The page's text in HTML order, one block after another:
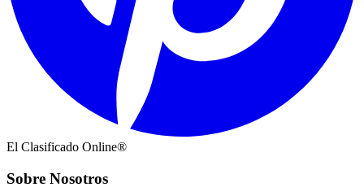
El Clasificado Online®
Sobre Nosotros